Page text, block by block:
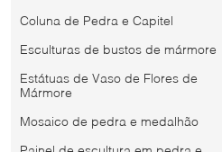
Coluna de Pedra e Capitel
Esculturas de bustos de mármore
Estátuas de Vaso de Flores de
Mármore
Mosaico de pedra e medalhão